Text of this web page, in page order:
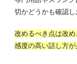
切かどうかも確認し
改めるべき点は改
感度の高い話し方